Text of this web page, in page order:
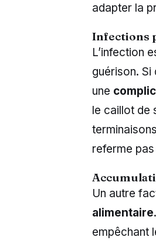
adapter la
Infections
L’infection
guérison.
une
le caillot de
referme
Un autre
alimentaire
empêchant